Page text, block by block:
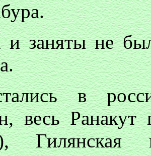
заняты не
в
весь
Гилянская